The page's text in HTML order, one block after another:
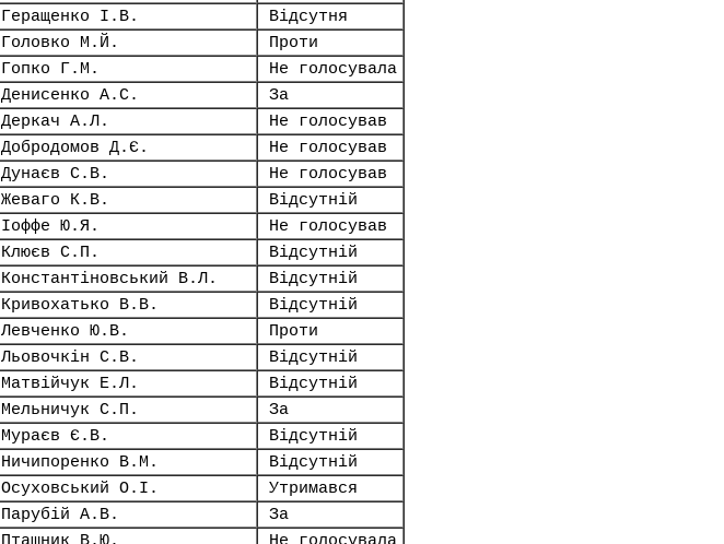
Геращенко І.В.
Відсутня
Головко М.Й.
Проти
Гопко Г.М.
Не голосувала
Денисенко А.С.
За
Деркач А.Л.
Не голосував
Добродомов Д.Є.
Не голосував
Дунаєв С.В.
Не голосував
Жеваго К.В.
Відсутній
Іоффе Ю.Я.
Не голосував
Клюєв С.П.
Відсутній
Константіновський В.Л.
Відсутній
Кривохатько В.В.
Відсутній
Левченко Ю.В.
Проти
Льовочкін С.В.
Відсутній
Матвійчук Е.Л.
Відсутній
Мельничук С.П.
За
Мураєв Є.В.
Відсутній
Ничипоренко В.М.
Відсутній
Осуховський О.І.
Утримався
Парубій А.В.
За